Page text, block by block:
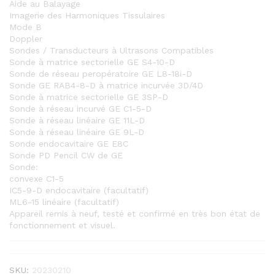
Aide au Balayage
Imagerie des Harmoniques Tissulaires
Mode B
Doppler
Sondes / Transducteurs à Ultrasons Compatibles
Sonde à matrice sectorielle GE S4-10-D
Sonde de réseau peropératoire GE L8-18i-D
Sonde GE RAB4-8-D à matrice incurvée 3D/4D
Sonde à matrice sectorielle GE 3SP-D
Sonde à réseau incurvé GE C1-5-D
Sonde à réseau linéaire GE 11L-D
Sonde à réseau linéaire GE 9L-D
Sonde endocavitaire GE E8C
Sonde PD Pencil CW de GE
Sonde:
convexe C1-5
IC5-9-D endocavitaire (facultatif)
ML6-15 linéaire (facultatif)
Appareil remis à neuf, testé et confirmé en très bon état de
fonctionnement et visuel.
SKU: 20230210